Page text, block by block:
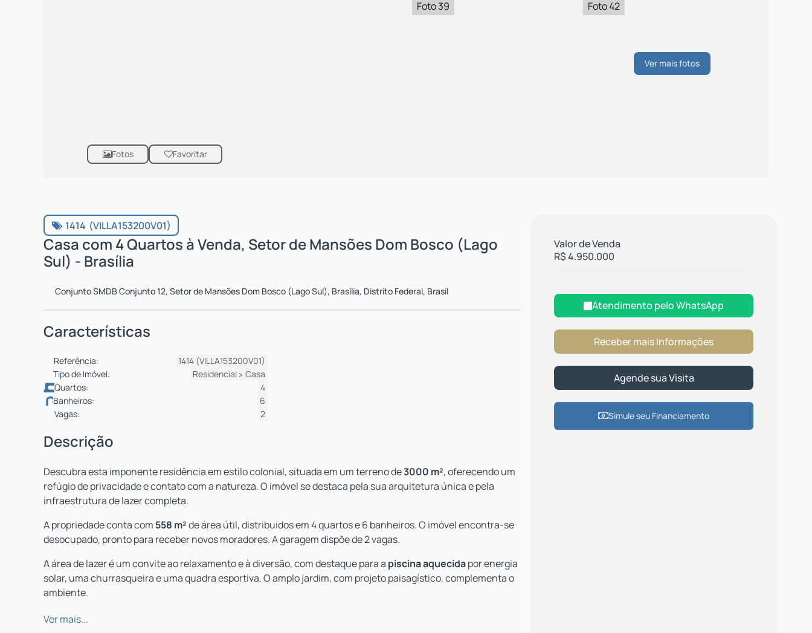
Foto 39 Foto 42
Fotos Favoritar
Casa com 4 Quartos à Venda, Setor de Mansões Dom Bosco (Lago
Sul) - Brasília
1414 (VILLA153200V01)
Conjunto SMDB Conjunto 12, Setor de Mansões Dom Bosco (Lago Sul), Brasília, Distrito Federal, Brasil
Características
Referência: 1414 (VILLA153200V01)
Tipo de Imóvel:
Residencial » Casa
Quartos:
4
Banheiros:
6
Vagas:
2
Descrição
Descubra esta imponente residência em estilo colonial, situada em um terreno de3000 m², oferecendo um
refúgio de privacidade e contato com a natureza. O imóvel se destaca pela sua arquitetura única e pela
infraestrutura de lazer completa.
A propriedade conta com 558 m²de área útil, distribuídos em 4 quartos e 6 banheiros. O imóvel encontra-se
desocupado, pronto para receber novos moradores. A garagem dispõe de 2 vagas.
A área de lazer é um convite ao relaxamento e à diversão, com destaque para a piscina aquecidapor energia
solar, uma churrasqueira e uma quadra esportiva. O amplo jardim, com projeto paisagístico, complementa o
ambiente.
Localizada no Setor de Mansões Dom Bosco (Lago Sul), em Brasília, a casa oferece um ambiente tranquilo e
Ver mais...
R$4.950.000
Valor de Venda
Atendimento peloWhatsApp
Simule seu Financiamento